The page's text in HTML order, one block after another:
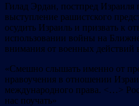
Гилад Эрдан, постпред
выступление рашистского
осудить Израиль и призвать к
использовании войны на
внимания от военных действий
«Смешно слышать именно от
нравоучения в отношении
международного права. <…>
нас поучать»